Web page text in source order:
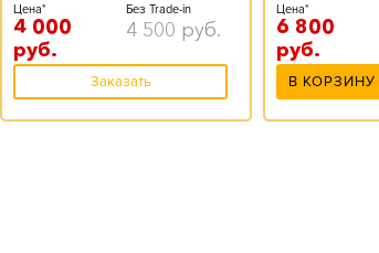
Цена*
4 000
руб.
Без Trade-in
4 500 руб.
Заказать
Цена*
6 800
руб.
В КОРЗИНУ